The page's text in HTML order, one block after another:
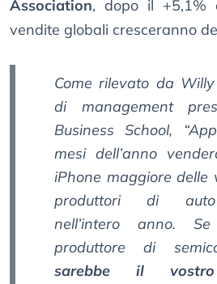
Association, dopo il +5,1%
vendite globali cresceranno
Come rilevato da
di management
Business School,
mesi dell’anno
iPhone maggiore delle
produttori di auto
nell’intero anno.
produttore di
sarebbe il